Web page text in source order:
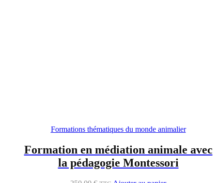
Formations thématiques du monde animalier
Formation en médiation animale avec
la pédagogie Montessori